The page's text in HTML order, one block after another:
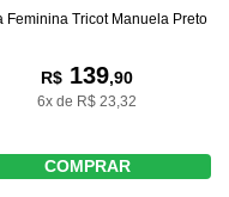
Feminina Tricot Manuela Preto
R$ 139,90
6x de R$ 23,32
COMPRAR